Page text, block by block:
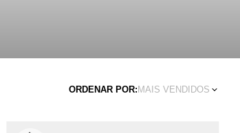
ORDENAR POR: MAIS VENDIDOS